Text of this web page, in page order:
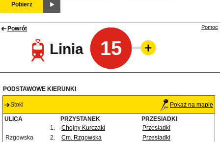
Pobierz
Powrót
Linia 15
Pomoc
PODSTAWOWE KIERUNKI
Stoki Pokaż na mapie
ULICA PRZYSTANEK
PRZESIADKI
1.
Chojny Kurczaki
Przesiadki
Rzgowska
2. Cm. Rzgowska
Przesiadki